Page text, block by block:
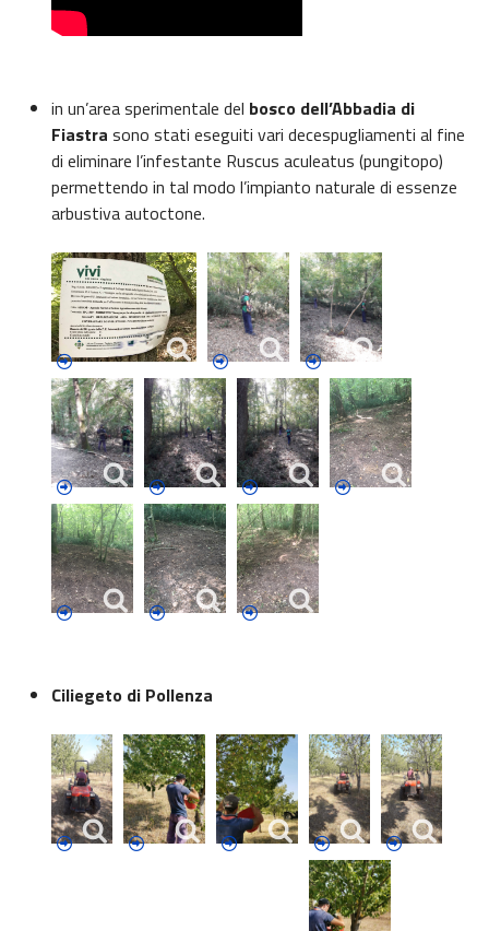
in un’area sperimentale del bosco dell’Abbadia di
Fiastra sono stati eseguiti vari decespugliamenti al fine
di eliminare l’infestante Ruscus aculeatus (pungitopo)
permettendo in tal modo l’impianto naturale di essenze
arbustiva autoctone.
Ciliegeto di Pollenza